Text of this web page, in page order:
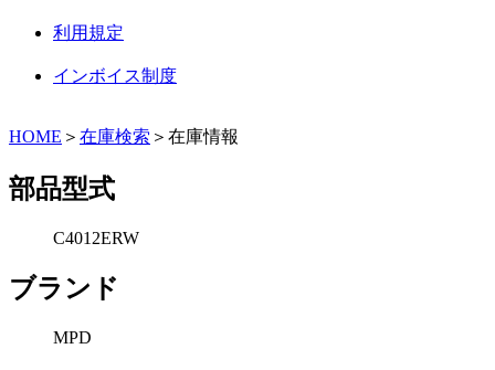
利用規定
インボイス制度
HOME ＞ 在庫検索 ＞在庫情報
部品型式
C4012ERW
ブランド
MPD